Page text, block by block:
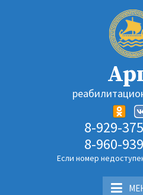
8-929-
8-960-
Если номер